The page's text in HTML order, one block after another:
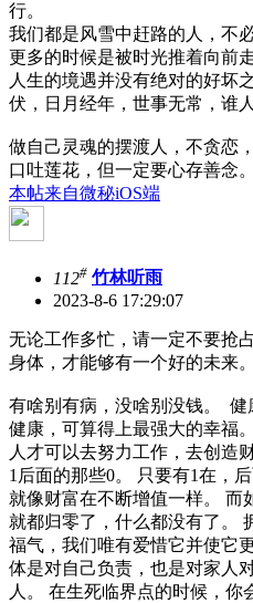
行。
我们都是风雪中赶路的人，不
更多的时候是被时光推着向前走
人生的境遇并没有绝对的好坏
伏，日月经年，世事无常，谁
做自己灵魂的摆渡人，不贪恋
口吐莲花，但一定要心存善念。
本帖来自微秘iOS端
112# 竹林听雨
2023-8-6 17:29:07
无论工作多忙，请一定不要抢
身体，才能够有一个好的未来。
有啥别有病，没啥别没钱。
健康，可算得上最强大的幸福
人才可以去努力工作，去创造
1后面的那些0。 只要有1在，
就像财富在不断增值一样。 而
就都归零了，什么都没有了。
福气，我们唯有爱惜它并使它
体是对自己负责，也是对家人
人。 在生死临界点的时候，你